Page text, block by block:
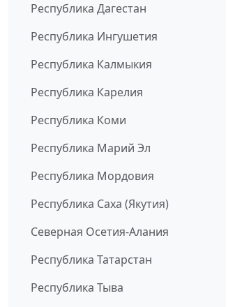
Республика Дагестан
Республика Ингушетия
Республика Калмыкия
Республика Карелия
Республика Коми
Республика Марий Эл
Республика Мордовия
Республика Саха (Якутия)
Северная Осетия-Алания
Республика Татарстан
Республика Тыва